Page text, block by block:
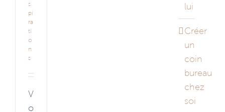
s
pi
ra
ti
o
n
s
V
o
lui
Créer
un
coin
bureau
chez
soi